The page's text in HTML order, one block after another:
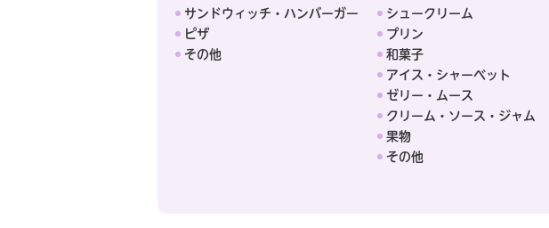
サンドウィッチ・ハンバーガー
ピザ
その他
シュークリーム
プリン
和菓子
アイス・シャーベット
ゼリー・ムース
クリーム・ソース・ジャム
果物
その他